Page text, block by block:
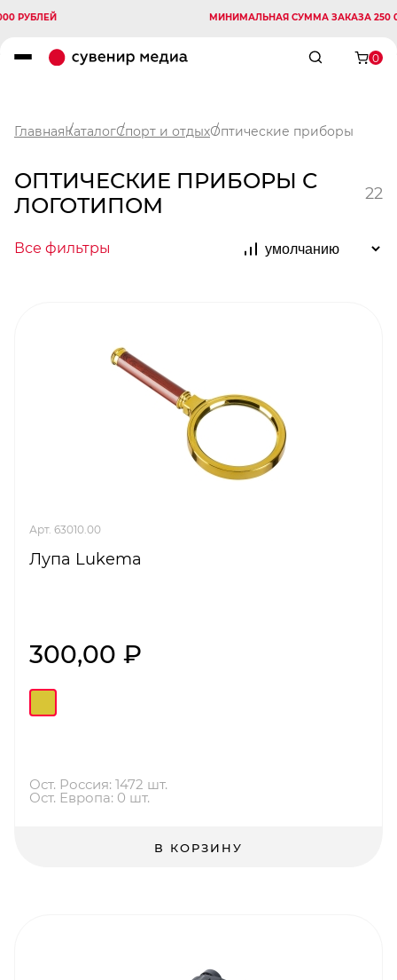
МИНИМАЛЬНАЯ СУММА ЗАКАЗА 250 000
0
ГлавнаяКаталогСпорт и отдыхОптические приборы
ОПТИЧЕСКИЕ ПРИБОРЫ С
ЛОГОТИПОМ
22
Все фильтры
Арт. 63010.00
Лупа Lukema
300,00 ₽
Ост. Россия: 1472 шт.
Ост. Европа: 0 шт.
В КОРЗИНУ